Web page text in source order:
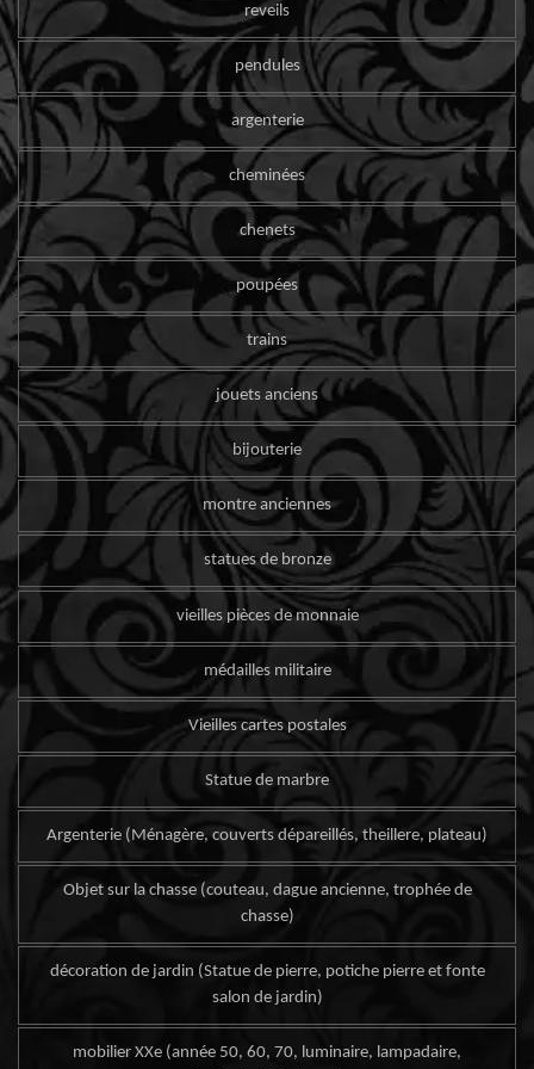
reveils
pendules
argenterie
cheminées
chenets
poupées
trains
jouets anciens
bijouterie
montre anciennes
statues de bronze
vieilles pièces de monnaie
médailles militaire
Vieilles cartes postales
Statue de marbre
Argenterie (Ménagère, couverts dépareillés, theillere, plateau)
Objet sur la chasse (couteau, dague ancienne, trophée de
chasse)
décoration de jardin (Statue de pierre, potiche pierre et fonte
salon de jardin)
mobilier XXe (année 50, 60, 70, luminaire, lampadaire,